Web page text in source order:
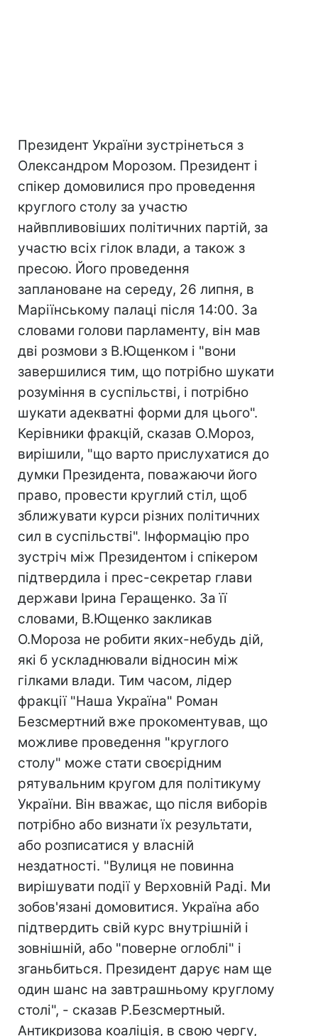
Президент України зустрінеться з
Олександром Морозом. Президент і
спікер домовилися про проведення
круглого столу за участю
найвпливовіших політичних партій, за
участю всіх гілок влади, а також з
пресою. Його проведення
заплановане на середу, 26 липня, в
Маріїнському палаці після 14:00. За
словами голови парламенту, він мав
дві розмови з В.Ющенком і "вони
завершилися тим, що потрібно шукати
розуміння в суспільстві, і потрібно
шукати адекватні форми для цього".
Керівники фракцій, сказав О.Мороз,
вирішили, "що варто прислухатися до
думки Президента, поважаючи його
право, провести круглий стіл, щоб
зближувати курси різних політичних
сил в суспільстві". Інформацію про
зустріч між Президентом і спікером
підтвердила і прес-секретар глави
держави Ірина Геращенко. За її
словами, В.Ющенко закликав
О.Мороза не робити яких-небудь дій,
які б ускладнювали відносин між
гілками влади. Тим часом, лідер
фракції "Наша Україна" Роман
Безсмертний вже прокоментував, що
можливе проведення "круглого
столу" може стати своєрідним
рятувальним кругом для політикуму
України. Він вважає, що після виборів
потрібно або визнати їх результати,
або розписатися у власній
нездатності. "Вулиця не повинна
вирішувати події у Верховній Раді. Ми
зобов'язані домовитися. Україна або
підтвердить свій курс внутрішній і
зовнішній, або "поверне оглоблі" і
зганьбиться. Президент дарує нам ще
один шанс на завтрашньому круглому
столі", - сказав Р.Безсмертный.
Антикризова коаліція, в свою чергу,